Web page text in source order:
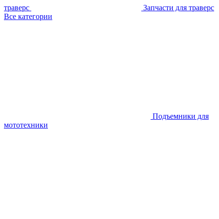
траверс
Запчасти для траверс
Все категории
Подъемники для
мототехники